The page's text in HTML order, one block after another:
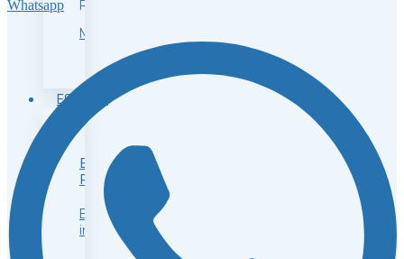
Rubí
Manchas
ESTRÍAS
ESTRÍAS
ROJAS
Estrías
incipientes
Whatsapp